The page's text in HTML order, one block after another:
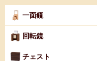
一面鏡
回転鏡
チェスト